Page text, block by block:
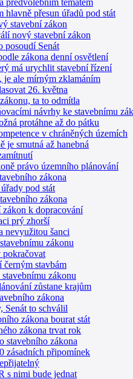
přesun úřadů pod stát
stavební zákon
nový stavební zákon
posoudí Senát
zákona denní osvětlení
má urychlit stavební řízení
je ale mírným zklamáním
26. května
ta to odmítla
návrhy ke stavebnímu
protáhne až do pátku
v chráněných územích
je smutná až hanebná
právo územního plánování
zákona
pod stát
zákona
k dopracování
prý zhorší
nevyužitou šanci
zákonu
pokračovat
černým stavbám
zákonu
zůstane krajům
zákona
Senát to schválil
zákona bourat stát
zákona trvat rok
stavebního zákona
zásadních připomínek
s nimi bude jednat